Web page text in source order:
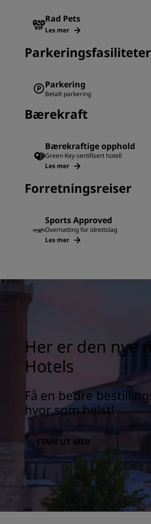
Rad Pets
Les mer
Parkeringsfasiliteter
Parkering
Betalt parkering
Bærekraft
Bærekraftige opphold
Green Key-sertifisert hotell
Les mer
Forretningsreiser
Sports Approved
Overnatting for idrettslag
Les mer
Her er den nye
Hotels
Få en bedre
hvor som helst!
FINN UT MER